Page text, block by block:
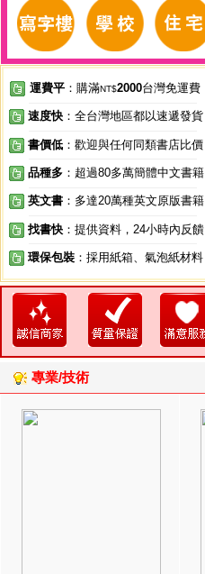
運費平 ：購滿NT$2000台灣免運費
速度快 ：全台灣地區都以速遞發貨
書價低 ：歡迎與任何同類書店比價
品種多 ：超過80多萬簡體中文書籍
英文書 ：多達20萬種英文原版書籍
找書快 ：提供資料，24小時內反饋
環保包裝 ：採用紙箱、氣泡紙材料
專業/技術